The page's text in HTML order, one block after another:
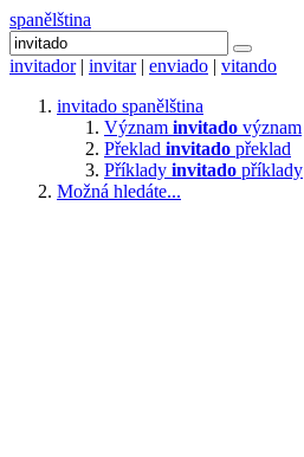
spanělština
invitador | invitar | enviado | vitando
invitado spanělština
Význam invitado význam
Překlad invitado překlad
Příklady invitado příklady
Možná hledáte...